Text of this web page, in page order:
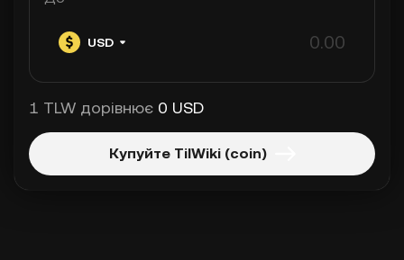
USD
1 TLW дорівнює 0 USD
Купуйте TilWiki (coin)